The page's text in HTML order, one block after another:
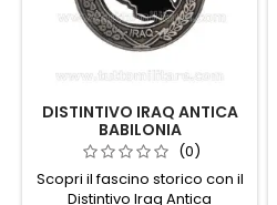
DISTINTIVO IRAQ ANTICA
BABILONIA
(0)
Scopri il fascino storico con il
Distintivo Iraq Antica